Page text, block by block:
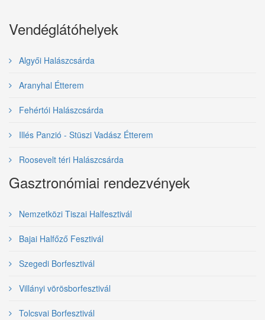
Vendéglátóhelyek
Algyői Halászcsárda
Aranyhal Étterem
Fehértói Halászcsárda
Illés Panzió - Stüszi Vadász Étterem
Roosevelt téri Halászcsárda
Gasztronómiai rendezvények
Nemzetközi Tiszai Halfesztivál
Bajai Halfőző Fesztivál
Szegedi Borfesztivál
Villányi vörösborfesztivál
Tolcsvai Borfesztivál